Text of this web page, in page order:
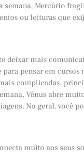
semana, Mercúrio
ou leituras que
deixar mais
pensar em cursos
complicadas,
Vênus abre
No geral, você
muito aos seus